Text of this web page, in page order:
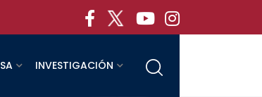
INVESTIGACIÓN